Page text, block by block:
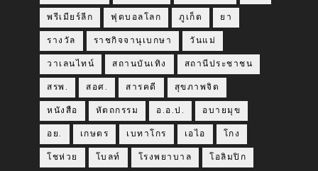
พรีเมียร์ลีก ฟุตบอลโลก ภูเก็ต ยา
รางวัล ราชกิจจานุเบกษา วันแม่
วาเลนไทน์ สถานบันเทิง สถานีประชาชน
สรพ. สอศ. สารคดี สุขภาพจิต
หนังสือ หัตถกรรม อ.อ.ป. อบายมุข
อย. เกษตร เบทาโกร เอไอ โกง
โชห่วย โบลท์ โรงพยาบาล โอลิมปิก